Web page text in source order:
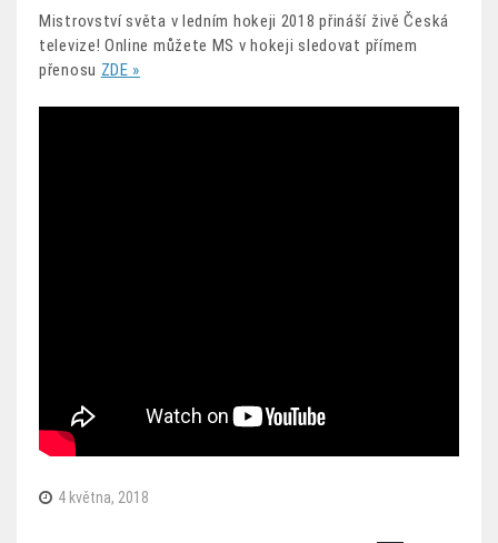
Mistrovství světa v ledním hokeji 2018 přináší živě Česká
televize! Online můžete MS v hokeji sledovat přímem
přenosu ZDE »
4 května, 2018